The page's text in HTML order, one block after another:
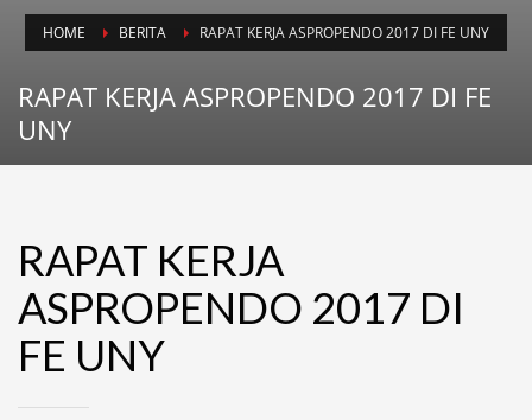
HOME BERITA RAPAT KERJA ASPROPENDO 2017 DI FE UNY
RAPAT KERJA ASPROPENDO 2017 DI FE
UNY
RAPAT KERJA
ASPROPENDO 2017 DI
FE UNY